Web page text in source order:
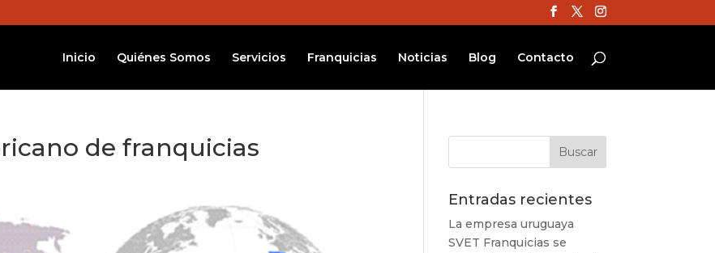
Inicio Quiénes Somos Servicios Franquicias Noticias Blog Contacto
de franquicias
Entradas recientes
La empresa uruguaya
SVET Franquicias se